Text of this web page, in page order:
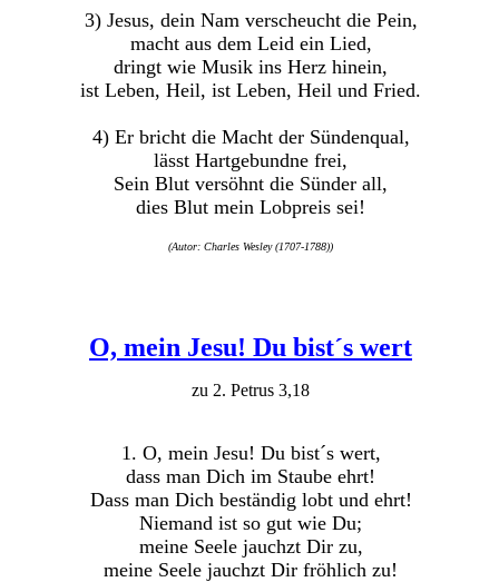
3) Jesus, dein Nam verscheucht die Pein,
macht aus dem Leid ein Lied,
dringt wie Musik ins Herz hinein,
ist Leben, Heil, ist Leben, Heil und Fried.
4) Er bricht die Macht der Sündenqual,
lässt Hartgebundne frei,
Sein Blut versöhnt die Sünder all,
dies Blut mein Lobpreis sei!
(Autor: Charles Wesley (1707-1788))
O, mein Jesu! Du bist´s wert
zu 2. Petrus 3,18
1. O, mein Jesu! Du bist´s wert,
dass man Dich im Staube ehrt!
Dass man Dich beständig lobt und ehrt!
Niemand ist so gut wie Du;
meine Seele jauchzt Dir zu,
meine Seele jauchzt Dir fröhlich zu!